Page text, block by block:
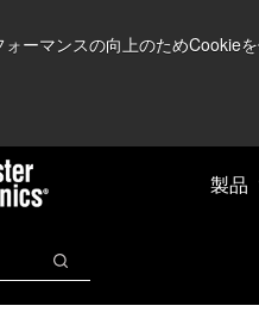
ーマンスの向上のためCookie
製品
検索